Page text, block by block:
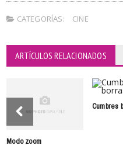
CATEGORÍAS: CINE
ARTÍCULOS RELACIONADOS
Modo zoom
Cumbres